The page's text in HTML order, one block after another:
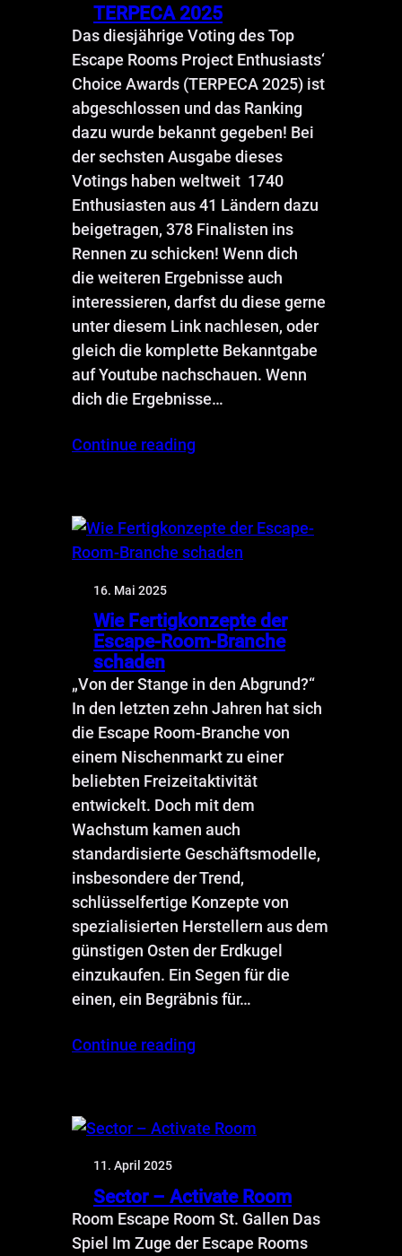
TERPECA 2025
Das diesjährige Voting des Top
Escape Rooms Project Enthusiasts‘
Choice Awards (TERPECA 2025) ist
abgeschlossen und das Ranking
dazu wurde bekannt gegeben! Bei
der sechsten Ausgabe dieses
Votings haben weltweit 1740
Enthusiasten aus 41 Ländern dazu
beigetragen, 378 Finalisten ins
Rennen zu schicken! Wenn dich
die weiteren Ergebnisse auch
interessieren, darfst du diese gerne
unter diesem Link nachlesen, oder
gleich die komplette Bekanntgabe
auf Youtube nachschauen. Wenn
dich die Ergebnisse…
Continue reading
16. Mai 2025
Wie Fertigkonzepte der
Escape-Room-Branche
schaden
„Von der Stange in den Abgrund?“
In den letzten zehn Jahren hat sich
die Escape Room-Branche von
einem Nischenmarkt zu einer
beliebten Freizeitaktivität
entwickelt. Doch mit dem
Wachstum kamen auch
standardisierte Geschäftsmodelle,
insbesondere der Trend,
schlüsselfertige Konzepte von
spezialisierten Herstellern aus dem
günstigen Osten der Erdkugel
einzukaufen. Ein Segen für die
einen, ein Begräbnis für…
Continue reading
11. April 2025
Sector – Activate Room
Room Escape Room St. Gallen Das
Spiel Im Zuge der Escape Rooms